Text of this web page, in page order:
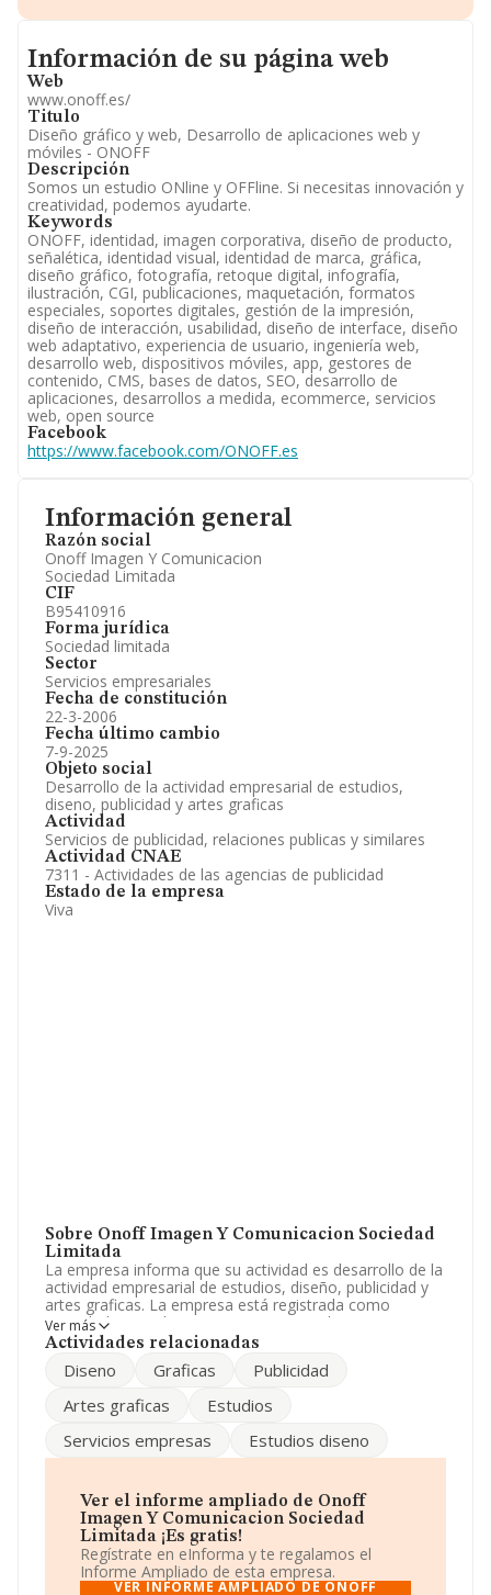
Información general
Razón social
Onoff Imagen Y Comunicacion
Sociedad Limitada
CIF
B95410916
Forma jurídica
Sociedad limitada
Sector
Servicios empresariales
Fecha de constitución
22-3-2006
Fecha último cambio
7-9-2025
Objeto social
Desarrollo de la actividad empresarial de estudios,
diseno, publicidad y artes graficas
Actividad
Servicios de publicidad, relaciones publicas y similares
Actividad CNAE
7311 - Actividades de las agencias de publicidad
Estado de la empresa
Viva
Sobre Onoff Imagen Y Comunicacion Sociedad
Limitada
La empresa informa que su actividad es desarrollo de la
actividad empresarial de estudios, diseño, publicidad y
artes graficas. La empresa está registrada como
Sociedad Limitada. Su CNAE corresponde a 7311 con
código 'Agencias de publicidad'. La empresa no tiene
teniendo en cuenta la información disponible en
por encima de la media de sector.
INFORMA, atendiendo a los niveles de facturación de la
sociedad, se destaca que: en 2024, la compañía ha
perdido 195 puestos en el ranking sectorial, pasando del
3.049 al 3.244. Antes de la compañía, en el ranking del
sector, están empresas como: Tres14 Research S.L
Paginas del Principado S.L; por detras de ella se
Ver más
Actividades relacionadas
Diseno Graficas
Publicidad
Artes graficas
Estudios
Servicios empresas
Estudios diseno
Ver el informe ampliado de Onoff
Imagen Y Comunicacion Sociedad
Limitada ¡Es gratis!
Regístrate en eInforma y te regalamos el
Informe Ampliado de esta empresa.
VER INFORME AMPLIADO DE ONOFF
Accionistas.
Artículos de prensa publicados sobre la empresa.
Información oficial y registral complementaria.
Informacion de su página web
Información de su página web
Web
www.onoff.es/
Titulo
Diseño gráfico y web, Desarrollo de aplicaciones web y
móviles - ONOFF
Descripción
Somos un estudio ONline y OFFline. Si necesitas innovación y
creatividad, podemos ayudarte.
Keywords
ONOFF, identidad, imagen corporativa, diseño de producto,
señalética, identidad visual, identidad de marca, gráfica,
diseño gráfico, fotografía, retoque digital, infografía,
ilustración, CGI, publicaciones, maquetación, formatos
especiales, soportes digitales, gestión de la impresión,
diseño de interacción, usabilidad, diseño de interface, diseño
web adaptativo, experiencia de usuario, ingeniería web,
desarrollo web, dispositivos móviles, app, gestores de
contenido, CMS, bases de datos, SEO, desarrollo de
aplicaciones, desarrollos a medida, ecommerce, servicios
web, open source
Facebook
https://www.facebook.com/ONOFF.es